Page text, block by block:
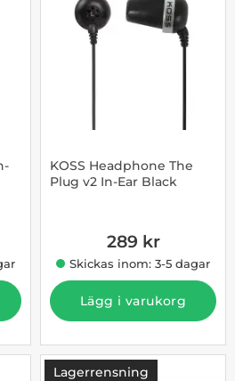
KOSS Headphone The
Plug v2 In-Ear Black
289 kr
Skickas inom: 3-5 dagar
Lägg i varukorg
Lagerrensning